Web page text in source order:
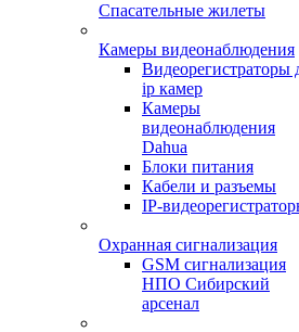
Спасательные жилеты
Камеры видеонаблюдения
Видеорегистраторы
ip камер
Камеры
видеонаблюдения
Dahua
Блоки питания
Кабели и разъемы
IP-
Охранная сигнализация
GSM сигнализация
НПО Сибирский
арсенал